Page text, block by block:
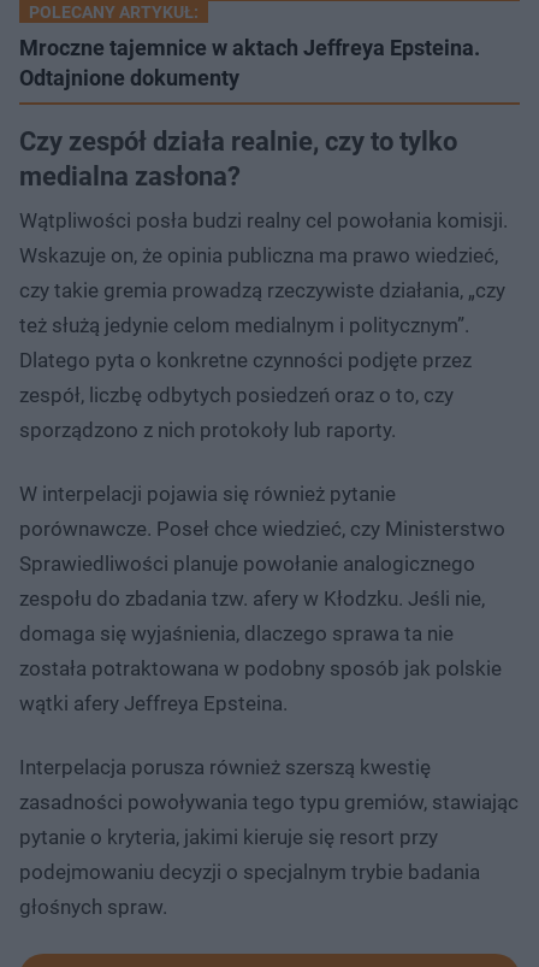
POLECANY ARTYKUŁ:
Mroczne tajemnice w aktach Jeffreya Epsteina.
Odtajnione dokumenty
Czy zespół działa realnie, czy to tylko
medialna zasłona?
Wątpliwości posła budzi realny cel powołania komisji.
Wskazuje on, że opinia publiczna ma prawo wiedzieć,
czy takie gremia prowadzą rzeczywiste działania, „czy
też służą jedynie celom medialnym i politycznym”.
Dlatego pyta o konkretne czynności podjęte przez
zespół, liczbę odbytych posiedzeń oraz o to, czy
sporządzono z nich protokoły lub raporty.
W interpelacji pojawia się również pytanie
porównawcze. Poseł chce wiedzieć, czy Ministerstwo
Sprawiedliwości planuje powołanie analogicznego
zespołu do zbadania tzw. afery w Kłodzku. Jeśli nie,
domaga się wyjaśnienia, dlaczego sprawa ta nie
została potraktowana w podobny sposób jak polskie
wątki afery Jeffreya Epsteina.
Interpelacja porusza również szerszą kwestię
zasadności powoływania tego typu gremiów, stawiając
pytanie o kryteria, jakimi kieruje się resort przy
podejmowaniu decyzji o specjalnym trybie badania
głośnych spraw.